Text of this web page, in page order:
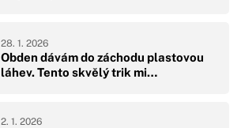
Obden dávám do záchodu plastovou
láhev. Tento skvělý trik mi…
28. 1. 2026
2. 1. 2026